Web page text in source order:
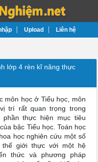
Upload Liên hệ
lớp 4 rèn kĩ năng thực
môn học ở Tiểu học, môn
trí rất quan trọng trong
phần thực hiện mục tiêu
bậc Tiểu học. Toán học
học nghiên cứu một số
thế giới thực với một hệ
thức và phương pháp